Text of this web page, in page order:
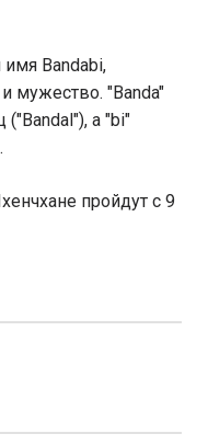
Bandabi,
мужество. "Banda"
("Bandal"), а "bi"
пройдут с 9